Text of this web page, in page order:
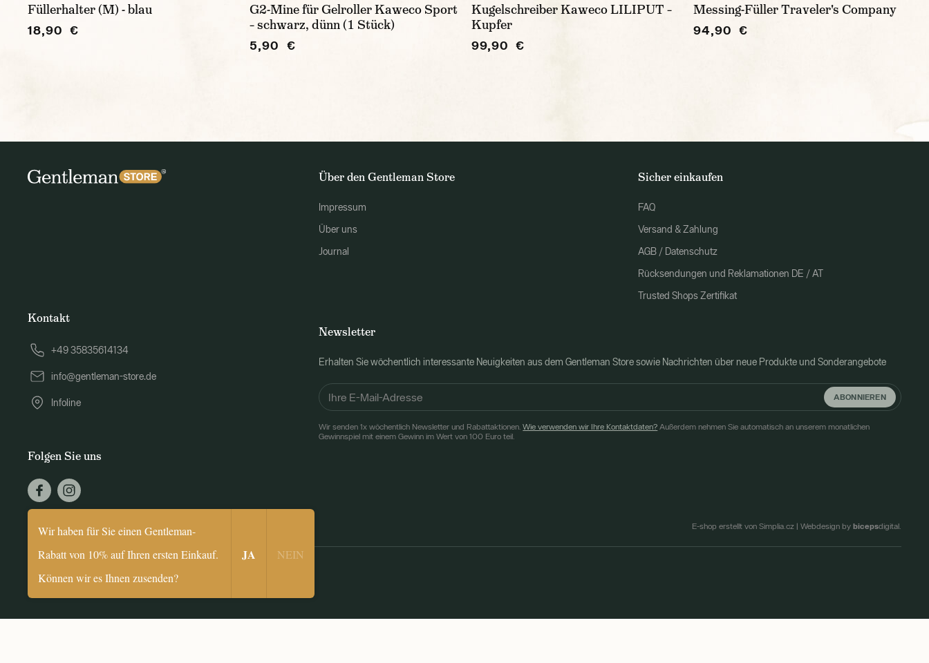
Füllerhalter (M) - blau
18,90 €
G2-Mine für Gelroller Kaweco Sport
– schwarz, dünn (1 Stück)
5,90 €
Kugelschreiber Kaweco LILIPUT –
Kupfer
99,90 €
Messing-Füller Traveler's Company
94,90 €
Über den Gentleman Store
Impressum
Über uns
Journal
Sicher einkaufen
FAQ
Versand & Zahlung
AGB / Datenschutz
Rücksendungen und Reklamationen DE / AT
Trusted Shops Zertifikat
Newsletter
Erhalten Sie wöchentlich interessante Neuigkeiten aus dem Gentleman Store sowie Nachrichten über neue Produkte und Sonderangebote
ABONNIEREN
Wir senden 1x wöchentlich Newsletter und Rabattaktionen.Wie verwenden wir Ihre Kontaktdaten? Außerdem nehmen Sie automatisch an unserem monatlichen
Gewinnspiel mit einem Gewinn im Wert von 100 Euro teil.
Kontakt
+49 35835614134
info@gentleman-store.de
Infoline
Folgen Sie uns
© 2026 Gentleman Store E-shop erstellt von Simplia.cz | Webdesign by bicepsdigital.
Wir haben für Sie einen Gentleman-
Rabatt von 10% auf Ihren ersten Einkauf.
Können wir es Ihnen zusenden?
​JA NEIN​